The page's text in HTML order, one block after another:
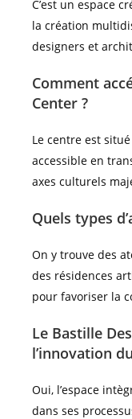
C’est un espace
la création
designers et
Comment
Center ?
Le centre est
accessible en
axes culturels
Quels types
On y trouve des
des résidences
pour favoriser la
Le Bastille
l’innovation
Oui, l’espace
dans ses